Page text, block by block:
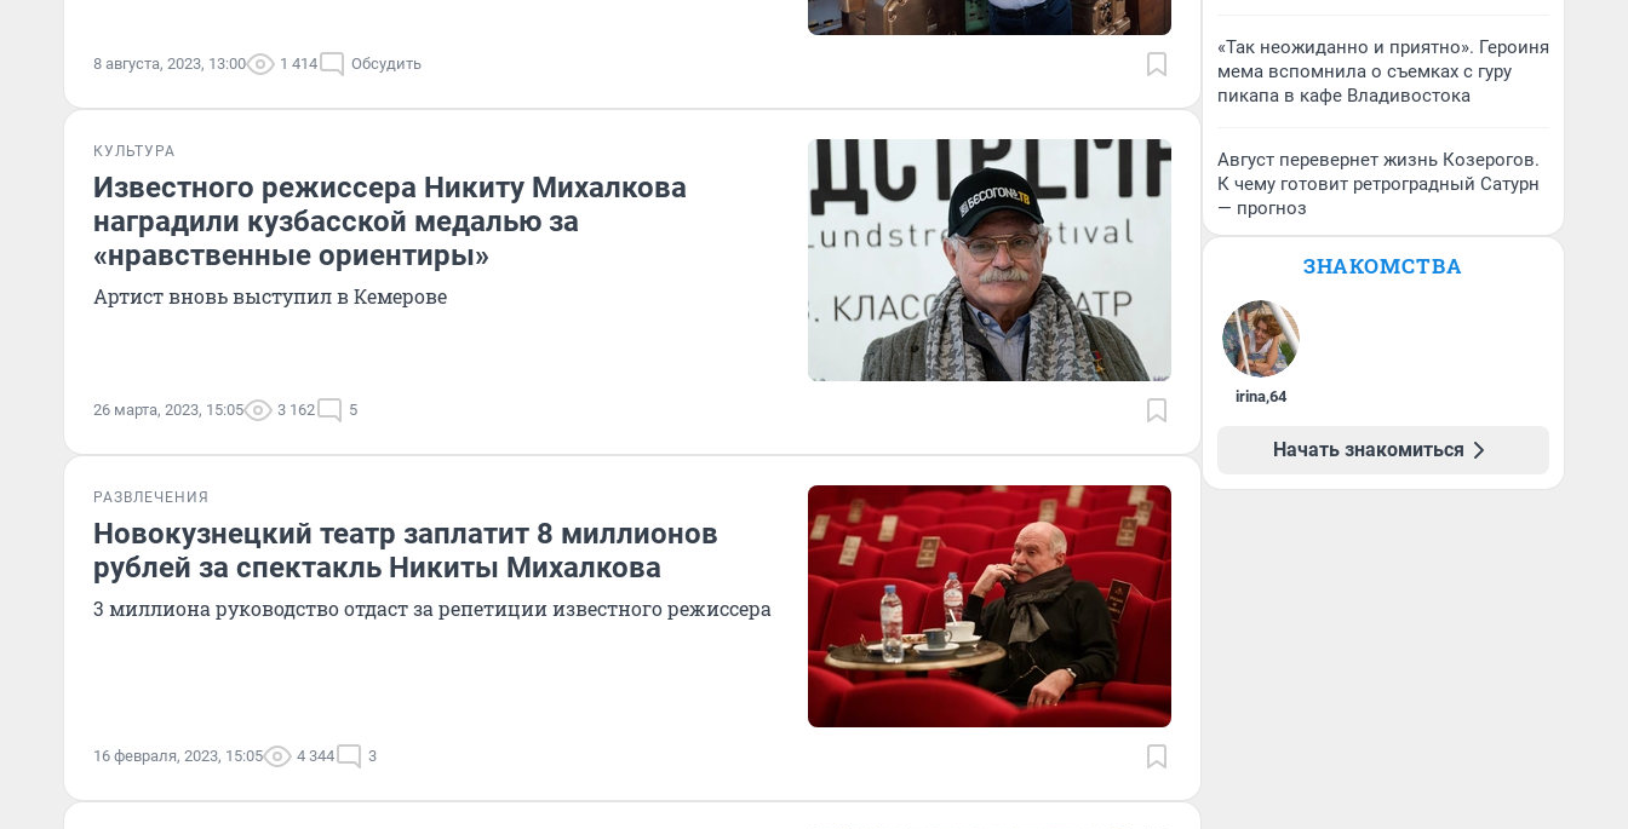
8 августа, 2023, 13:00 1 414 Обсудить
КУЛЬТУРА
Известного режиссера Никиту Михалкова
наградили кузбасской медалью за
«нравственные ориентиры»
Артист вновь выступил в Кемерове
26 марта, 2023, 15:05 3 162 5
РАЗВЛЕЧЕНИЯ
Новокузнецкий театр заплатит 8 миллионов
рублей за спектакль Никиты Михалкова
3 миллиона руководство отдаст за репетиции известного режиссера
16 февраля, 2023, 15:05 4 344 3
«Так неожиданно и приятно». Героиня
мема вспомнила о съемках с гуру
пикапа в кафе Владивостока
Август перевернет жизнь Козерогов.
К чему готовит ретроградный Сатурн
— прогноз
ЗНАКОМСТВА
irina,64
Начать знакомиться